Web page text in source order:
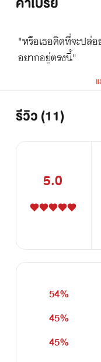
"หรือเธอคิดที่จะปล่
อยากอยู่ตรงนี้"
รีวิว (11)
5.0
54%
45%
45%